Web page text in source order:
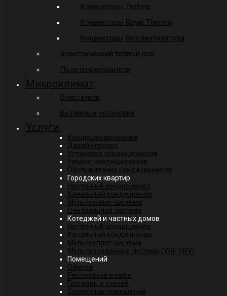
Конвекторы Techno
Конвекторы Royal Thermo
Конвекторы без вентилятора
Электрический теплый пол
Полотенцесушители
Микроклимат
Очистители
Вытяжные установки
Услуги
Кондиционирование
Дизайн проект
Установка кондиционеров
Ремонт кондиционеров
Обслуживание кондиционеров
Городских квартир
Настенный кондиционер
Канальный кондиционер
Мультисплит-система
Центральная система
Котеджей и частных домов
Настенный кондиционер
Канальный кондиционер
Мультисплит-система
Мультизональные системы (VRF, VRV)
Помещений
Офисов
Ресторанов и кафе
Гостиниц и отелей
Серверных помещений